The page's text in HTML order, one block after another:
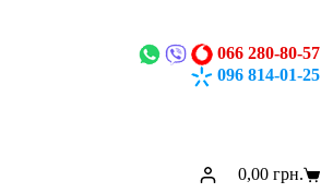
066 280-80-57
096 814-01-25
Корзина
0,00 грн.